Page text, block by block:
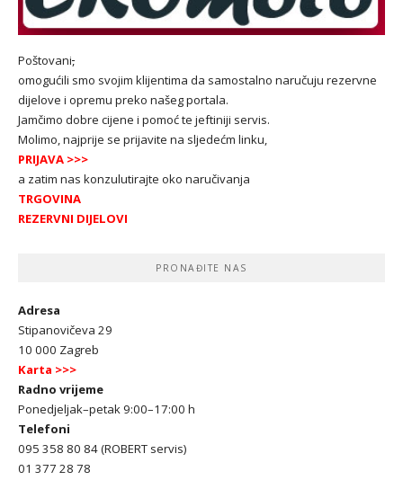
Poštovani,
omogućili smo svojim klijentima da samostalno naručuju rezervne
dijelove i opremu preko našeg portala.
Jamčimo dobre cijene i pomoć te jeftiniji servis.
Molimo, najprije se prijavite na sljedećm linku,
PRIJAVA >>>
a zatim nas konzulutirajte oko naručivanja
TRGOVINA
REZERVNI DIJELOVI
PRONAĐITE NAS
Adresa
Stipanovičeva 29
10 000 Zagreb
Karta >>>
Radno vrijeme
Ponedjeljak–petak 9:00–17:00 h
Telefoni
095 358 80 84 (ROBERT servis)
01 377 28 78